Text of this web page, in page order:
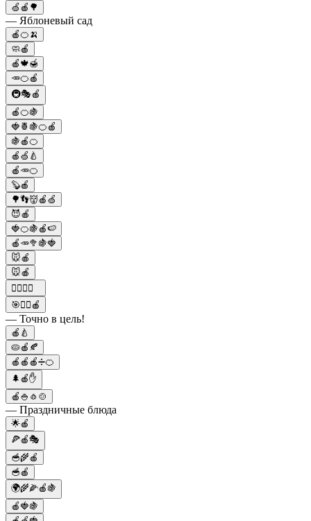
🍏🍎🌳
— Яблоневый сад
🍎🍊🍌
🧼🍎
🍎🍁🍯
🥕🍊🍎
🚇🎭🍎
🍎🍊🍇
🍓🍍🍇🍊🍎
🍇🍎🍊
🍎🍏🍐
🍎🥕🍊
🦫🍎
🌳👣👹🍎🍏
😈🍎
🍓🍊🍇🍎🍉
🍎🥕🥦🍇🍓
🐭🍎
🐭🍎
🏋️‍♂️🍎💪
🎯🙋‍♂️🍎
— Точно в цель!
🍎🍐
🥧🍎🍂
🍎🍎🍎➗🍊
🌲🍎✋
🍎🍚🧄🍲
— Праздничные блюда
🌟🍎
🍕🍎🎭
🥣🌾🍎
🥣🍎
🌍🌾🌽🍎🍇
🍎🍓🍇